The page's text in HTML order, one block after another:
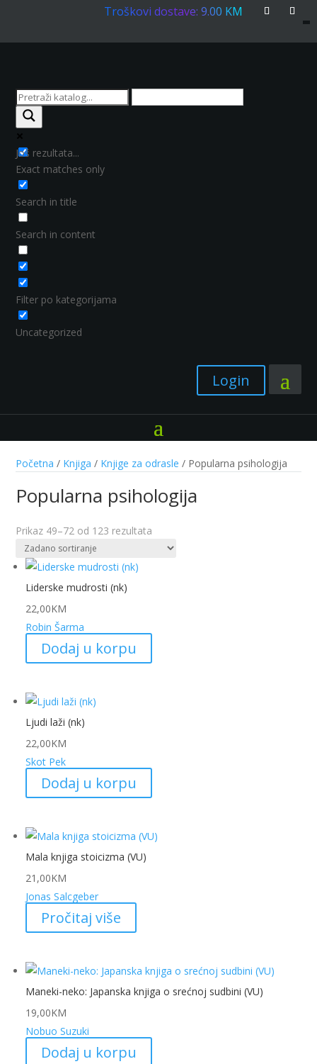
Troškovi dostave: 9.00 KM
Još rezultata...
Exact matches only
Search in title
Search in content
Filter po kategorijama
Uncategorized
Login
Početna / Knjiga / Knjige za odrasle / Popularna psihologija
Popularna psihologija
Prikaz 49–72 od 123 rezultata
Liderske mudrosti (nk)
22,00KM
Robin Šarma
Dodaj u korpu
Ljudi laži (nk)
22,00KM
Skot Pek
Dodaj u korpu
Mala knjiga stoicizma (VU)
21,00KM
Jonas Salcgeber
Pročitaj više
Maneki-neko: Japanska knjiga o srećnoj sudbini (VU)
19,00KM
Nobuo Suzuki
Dodaj u korpu